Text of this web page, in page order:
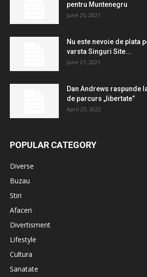
pentru Muntenegru
June 25, 2021
Nu este nevoie de plata
varsta Singuri Site...
June 21, 2021
Dan Andrews raspunde
de parcurs „libertate”
April 23, 2022
POPULAR CATEGORY
Diverse
Buzau
Stiri
Afaceri
Divertisment
Lifestyle
Cultura
Sanatate